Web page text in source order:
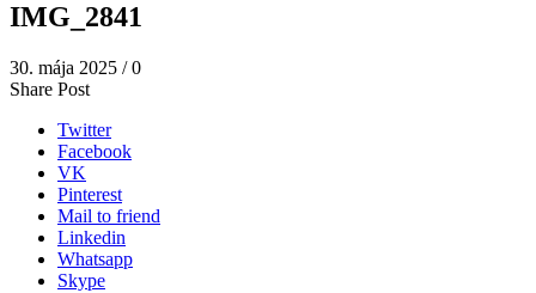
IMG_2841
30. mája 2025 / 0
Share Post
Twitter
Facebook
VK
Pinterest
Mail to friend
Linkedin
Whatsapp
Skype